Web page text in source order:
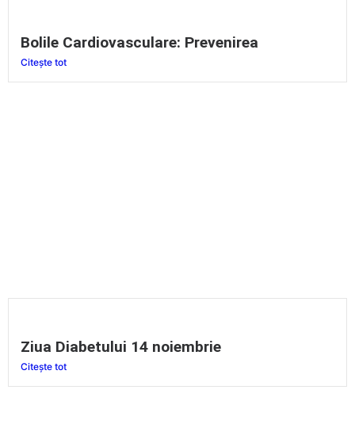
Bolile Cardiovasculare: Prevenirea
Citește tot
Ziua Diabetului 14 noiembrie
Citește tot